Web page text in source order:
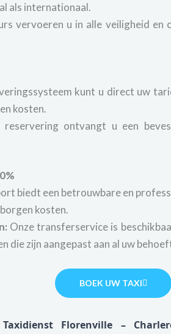
als internationaal.
vervoeren u in alle veiligheid
kunt u direct uw
kosten.
reservering ontvangt u een
biedt een betrouwbare en
kosten.
Onze transferservice is
die zijn aangepast aan al uw
BOEK UW TAXI
Taxidienst Florenville –